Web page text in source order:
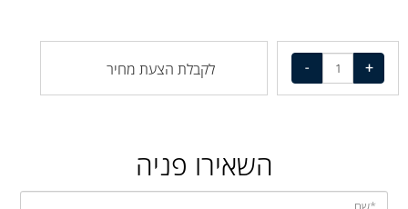
לקבלת הצעת מחיר
השאירו פניה